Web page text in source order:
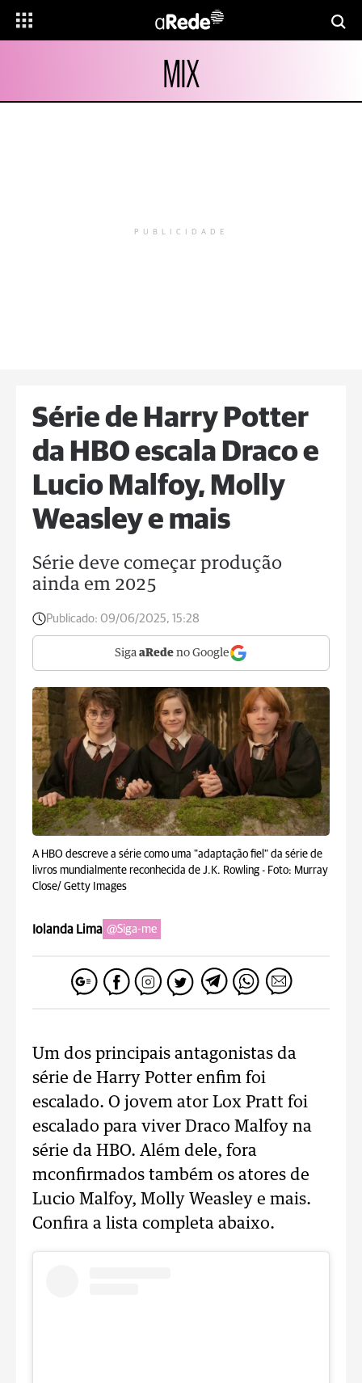
MIX
PUBLICIDADE
Série de Harry Potter
da HBO escala Draco e
Lucio Malfoy, Molly
Weasley e mais
Série deve começar produção
ainda em 2025
Publicado: 09/06/2025, 15:28
Siga aRede no Google
A HBO descreve a série como uma "adaptação fiel" da série de
livros mundialmente reconhecida de J.K. Rowling - Foto: Murray
Close/ Getty Images
Iolanda Lima @Siga-me
Um dos principais antagonistas da
série de Harry Potter enfim foi
escalado. O jovem ator Lox Pratt foi
escalado para viver Draco Malfoy na
série da HBO. Além dele, fora
mconfirmados também os atores de
Lucio Malfoy, Molly Weasley e mais.
Confira a lista completa abaixo.